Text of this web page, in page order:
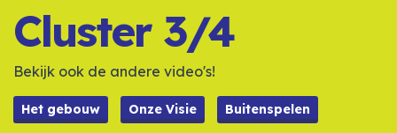
Ons Onderwijs
Praktische Informatie
Cluster 3/4
Bekijk ook de andere video's!
Het gebouw Onze Visie Buitenspelen